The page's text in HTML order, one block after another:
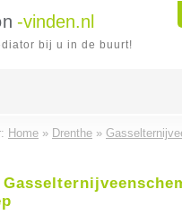
-vinden.nl
bij u in de buurt!
Home » Drenthe »